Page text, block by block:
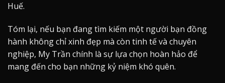
Huế.
Tóm lại, nếu bạn đang tìm kiếm một người bạn đồng
hành không chỉ xinh đẹp mà còn tinh tế và chuyên
nghiệp, My Trần chính là sự lựa chọn hoàn hảo để
mang đến cho bạn những kỷ niệm khó quên.